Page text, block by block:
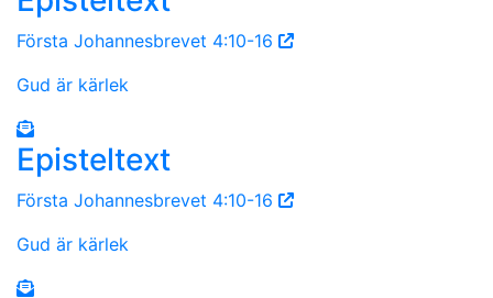
Första Johannesbrevet 4:10-16
Gud är kärlek
Episteltext
Första Johannesbrevet 4:10-16
Gud är kärlek